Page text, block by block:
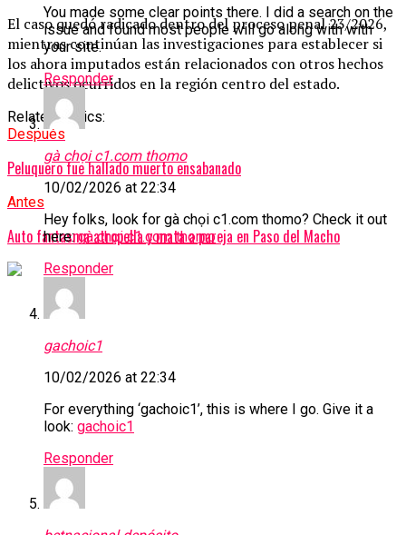
El caso quedó radicado dentro del proceso penal 23/2026,
mientras continúan las investigaciones para establecer si
los ahora imputados están relacionados con otros hechos
delictivos ocurridos en la región centro del estado.
Related Topics:
Después
Peluquero fue hallado muerto ensabanado
Antes
Auto fantasma atropella y mata a pareja en Paso del Macho
You made some clear points there. I did a search on the
issue and found most people will go along with with
your site.
Responder
gà chọi c1.com thomo
10/02/2026 at 22:34
Hey folks, look for gà chọi c1.com thomo? Check it out
here:gà chọi c1.com thomo
Responder
gachoic1
10/02/2026 at 22:34
For everything ‘gachoic1’, this is where I go. Give it a
look: gachoic1
Responder